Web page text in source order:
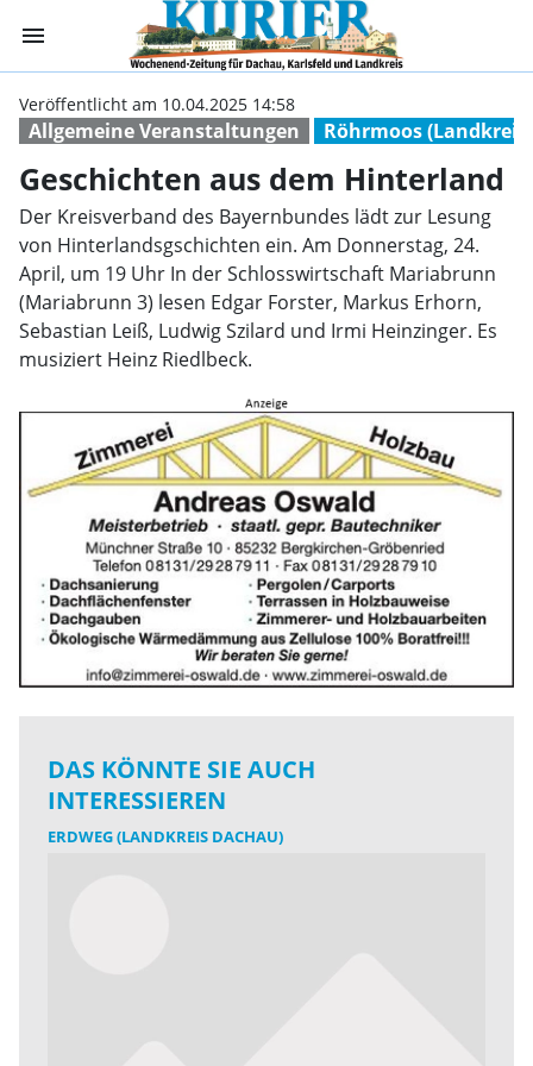
menu Geschichten
Allgemeine Veranstaltungen Röhrmoos (Landkreis
Veröffentlicht am 10.04.2025 14:58
Geschichten aus dem Hinterland
Der Kreisverband des Bayernbundes lädt zur Lesung
von Hinterlandsgschichten ein. Am Donnerstag, 24.
April, um 19 Uhr In der Schlosswirtschaft Mariabrunn
(Mariabrunn 3) lesen Edgar Forster, Markus Erhorn,
Sebastian Leiß, Ludwig Szilard und Irmi Heinzinger. Es
musiziert Heinz Riedlbeck.
DAS KÖNNTE SIE AUCH
INTERESSIEREN
ERDWEG (LANDKREIS DACHAU)